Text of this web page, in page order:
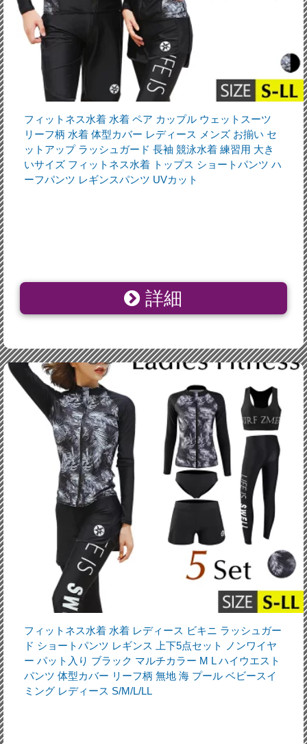
フィットネス水着 水着 ペア カップル ウェットスーツ
リーフ柄 水着 体型カバー レディース メンズ お揃い セ
ットアップ ラッシュガード 長袖 競泳水着 練習用 大き
いサイズ フィットネス水着 トップス ショートパンツ ハ
ーフパンツ レギンスパンツ UVカット
詳細
フィットネス水着 水着 レディース ビキニ ラッシュガー
ド ショートパンツ レギンス 上下5点セット ノンワイヤ
ー パット入り ブラック マルチカラー M L ハイウエスト
パンツ 体型カバー リーフ柄 無地 海 プール ベビースイ
ミング レディース S/M/L/LL